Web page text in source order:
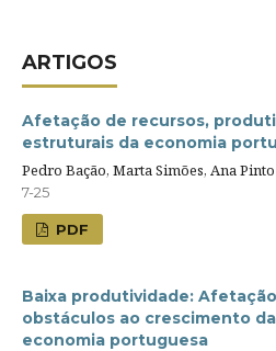
ARTIGOS
Afetação de recursos,
estruturais da economia
Pedro Bação, Marta Simões, Ana
7-25
PDF
Baixa produtividade:
obstáculos ao crescimento
economia portuguesa